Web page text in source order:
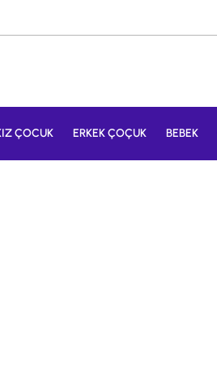
ÇOCUK ERKEK ÇOÇUK BEBEK